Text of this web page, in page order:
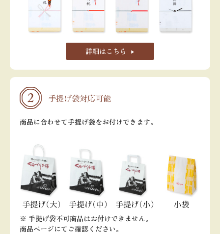
詳細はこちら
手提げ袋対応可能
商品に合わせて手提げ袋をお付けできます。
※ 手提げ袋不可商品はお付けできません。
商品ページにてご確認ください。